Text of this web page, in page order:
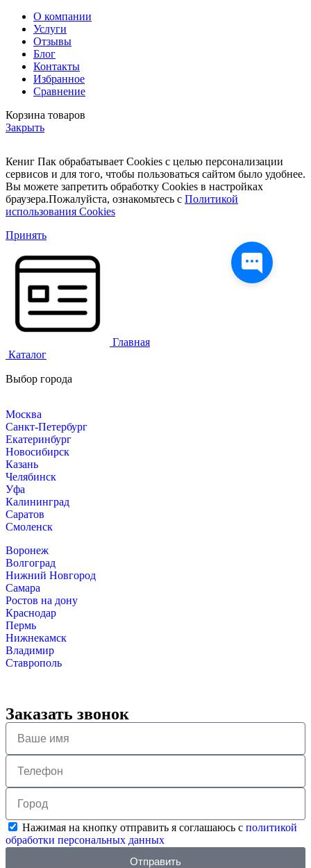
О компании
Услуги
Отзывы
Блог
Контакты
Избранное
Сравнение
Корзина товаров
Закрыть
Кениг Пак обрабатывает Cookies с целью персонализации
сервисов и для того, чтобы пользоваться сайтом было удобнее.
Вы можете запретить обработку Cookies в настройках
браузера.Пожалуйста, ознакомьтесь с Политикой
использования Cookies
Принять
Главная
Каталог
Выбор города
Москва
Санкт-Петербург
Екатеринбург
Новосибирск
Казань
Челябинск
Уфа
Калининград
Саратов
Смоленск
Воронеж
Волгоград
Нижний Новгород
Самара
Ростов на дону
Краснодар
Пермь
Нижнекамск
Владимир
Ставрополь
Заказать звонок
Нажимая на кнопку отправить я соглашаюсь с политикой
обработки персональных данных
Отправить